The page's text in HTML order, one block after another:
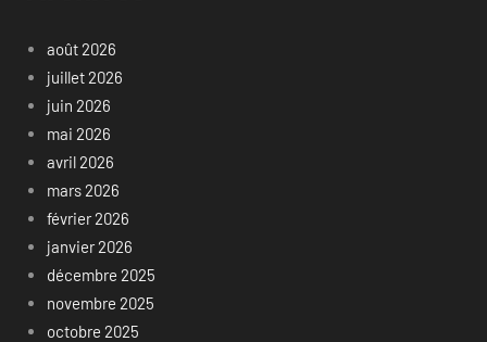
août 2026
juillet 2026
juin 2026
mai 2026
avril 2026
mars 2026
février 2026
janvier 2026
décembre 2025
novembre 2025
octobre 2025